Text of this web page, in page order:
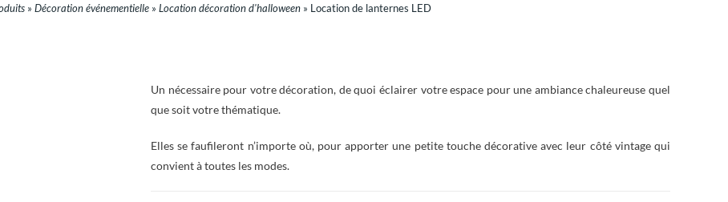
» Décoration événementielle» Location décoration d'halloween» Location de lanternes LED
Un nécessaire pour votre décoration, de quoi éclairer votre espace pour une ambiance chaleureuse quel
que soit votre thématique.
Elles se faufileront n’importe où, pour apporter une petite touche décorative avec leur côté vintage qui
convient à toutes les modes.